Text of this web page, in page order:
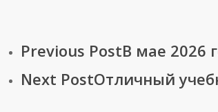
Previous PostВ мае 2026
Next PostОтличный